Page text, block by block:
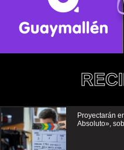
Proyectarán
Absoluto»,